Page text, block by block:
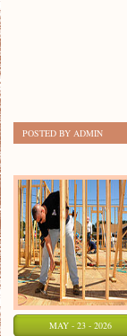
POSTED BY ADMIN
MAY - 23 - 2026